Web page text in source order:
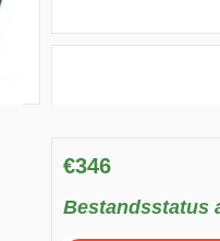
€346
Bestandsstatus